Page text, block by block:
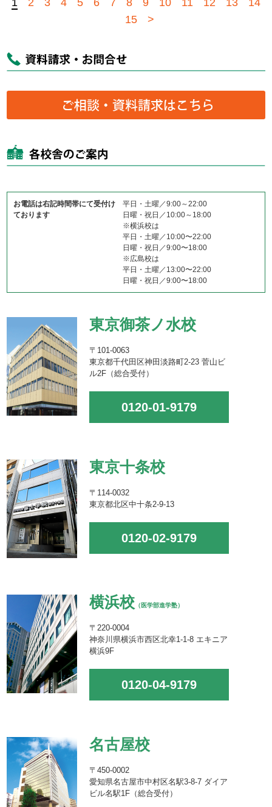
1 2 3 4 5 6 7 8 9 10 11 12 13
14
15
>
お電話は右記時間帯にて受付け
ております
平日・土曜／9:00～22:00
日曜・祝日／10:00～18:00
※横浜校は
平日・土曜／10:00〜22:00
日曜・祝日／9:00〜18:00
※広島校は
平日・土曜／13:00〜22:00
日曜・祝日／9:00〜18:00
東京御茶ノ水校
〒101-0063
東京都千代田区神田淡路町2-23 菅山ビ
ル2F（総合受付）
0120-01-9179
東京十条校
〒114-0032
東京都北区中十条2-9-13
0120-02-9179
横浜校 （医学部進学塾）
〒220-0004
神奈川県横浜市西区北幸1-1-8 エキニア
横浜9F
0120-04-9179
名古屋校
〒450-0002
愛知県名古屋市中村区名駅3-8-7 ダイア
ビル名駅1F（総合受付）